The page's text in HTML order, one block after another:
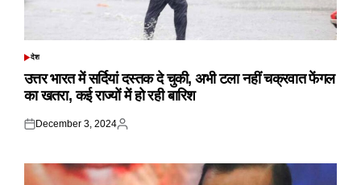
POSTED
देश
उत्तर भारत में सर्दियां दस्तक दे चुकी, अभी टला नहीं चक्रवात फेंगल
का खतरा, कई राज्यों में हो रही बारिश
Posted
December 3, 2024
Posted